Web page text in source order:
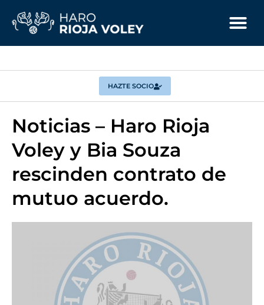
HAZTE SOCIO
Noticias – Haro Rioja
Voley y Bia Souza
rescinden contrato de
mutuo acuerdo.